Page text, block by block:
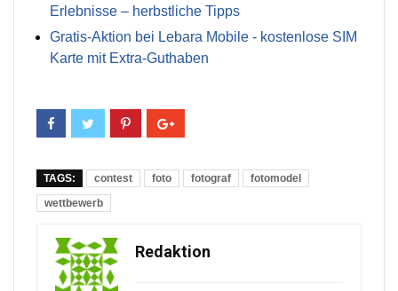
Erlebnisse – herbstliche Tipps
Gratis-Aktion bei Lebara Mobile - kostenlose SIM
Karte mit Extra-Guthaben
TAGS: contest foto fotograf
fotomodel
wettbewerb
Redaktion